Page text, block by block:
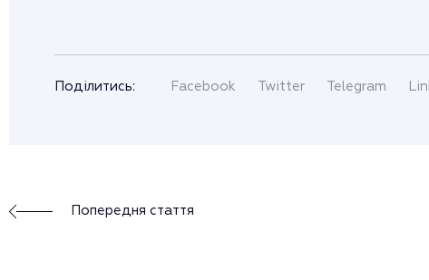
Поділитись: Facebook Twitter Telegram
Попередня стаття